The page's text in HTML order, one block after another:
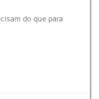
do que para